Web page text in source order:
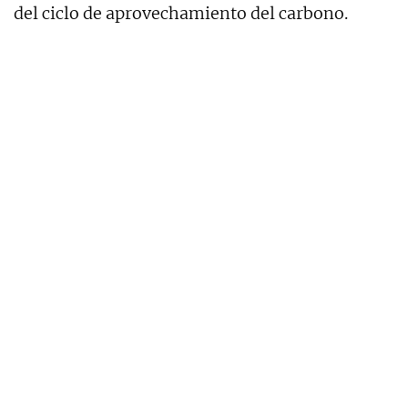
del ciclo de aprovechamiento del carbono.